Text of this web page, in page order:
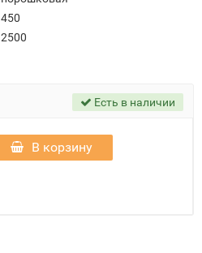
450
2500
Есть в наличии
В корзину